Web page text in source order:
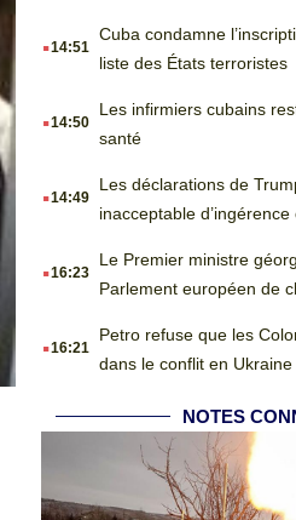
.14:51
Cuba condamne
liste des États terroristes
.14:50
Les infirmiers cubains
santé
.14:49
Les déclarations de
inacceptable
.16:23
Le Premier ministre
Parlement européen de
.16:21
Petro refuse que les
dans le conflit en Ukraine
NOTES